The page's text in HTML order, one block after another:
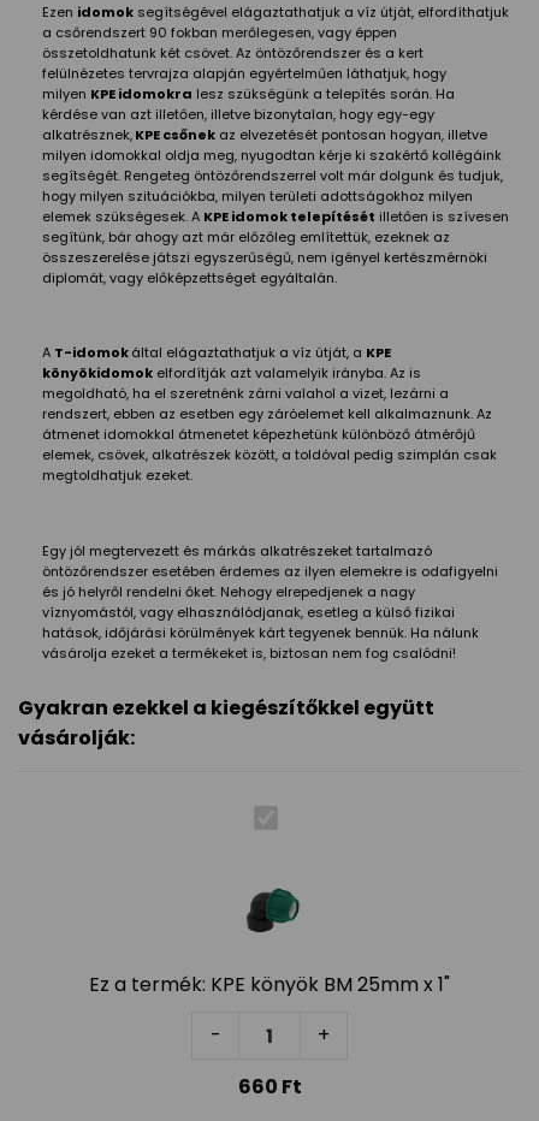
Ezen idomok segítségével elágaztathatjuk a víz útját, elfordíthatjuk
a csőrendszert 90 fokban merőlegesen, vagy éppen
összetoldhatunk két csövet. Az öntözőrendszer és a kert
felülnézetes tervrajza alapján egyértelműen láthatjuk, hogy
milyen KPE idomokra lesz szükségünk a telepítés során. Ha
kérdése van azt illetően, illetve bizonytalan, hogy egy-egy
alkatrésznek,KPE csőnek az elvezetését pontosan hogyan, illetve
milyen idomokkal oldja meg, nyugodtan kérje ki szakértő kollégáink
segítségét. Rengeteg öntözőrendszerrel volt már dolgunk és tudjuk,
hogy milyen szituációkba, milyen területi adottságokhoz milyen
elemek szükségesek. A KPE idomok telepítését illetően is szívesen
segítünk, bár ahogy azt már előzőleg említettük, ezeknek az
összeszerelése játszi egyszerűségű, nem igényel kertészmérnöki
diplomát, vagy előképzettséget egyáltalán.
A T-idomokáltal elágaztathatjuk a víz útját, a KPE
könyökidomok elfordítják azt valamelyik irányba. Az is
megoldható, ha el szeretnénk zárni valahol a vizet, lezárni a
rendszert, ebben az esetben egy záróelemet kell alkalmaznunk. Az
átmenet idomokkal átmenetet képezhetünk különböző átmérőjű
elemek, csövek, alkatrészek között, a toldóval pedig szimplán csak
megtoldhatjuk ezeket.
Egy jól megtervezett és márkás alkatrészeket tartalmazó
öntözőrendszer esetében érdemes az ilyen elemekre is odafigyelni
és jó helyről rendelni őket. Nehogy elrepedjenek a nagy
víznyomástól, vagy elhasználódjanak, esetleg a külső fizikai
hatások, időjárási körülmények kárt tegyenek bennük. Ha nálunk
vásárolja ezeket a termékeket is, biztosan nem fog csalódni!
Gyakran ezekkel a kiegészítőkkel együtt
vásárolják:
Ez a termék: KPE könyök BM 25mm x 1"
-
KPE könyök BM 25mm x 1"
+
660 Ft